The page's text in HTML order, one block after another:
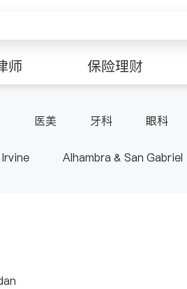
师 保险理财
医美 牙科 眼科
内分泌科 骨科
Alhambra & San Gabriel